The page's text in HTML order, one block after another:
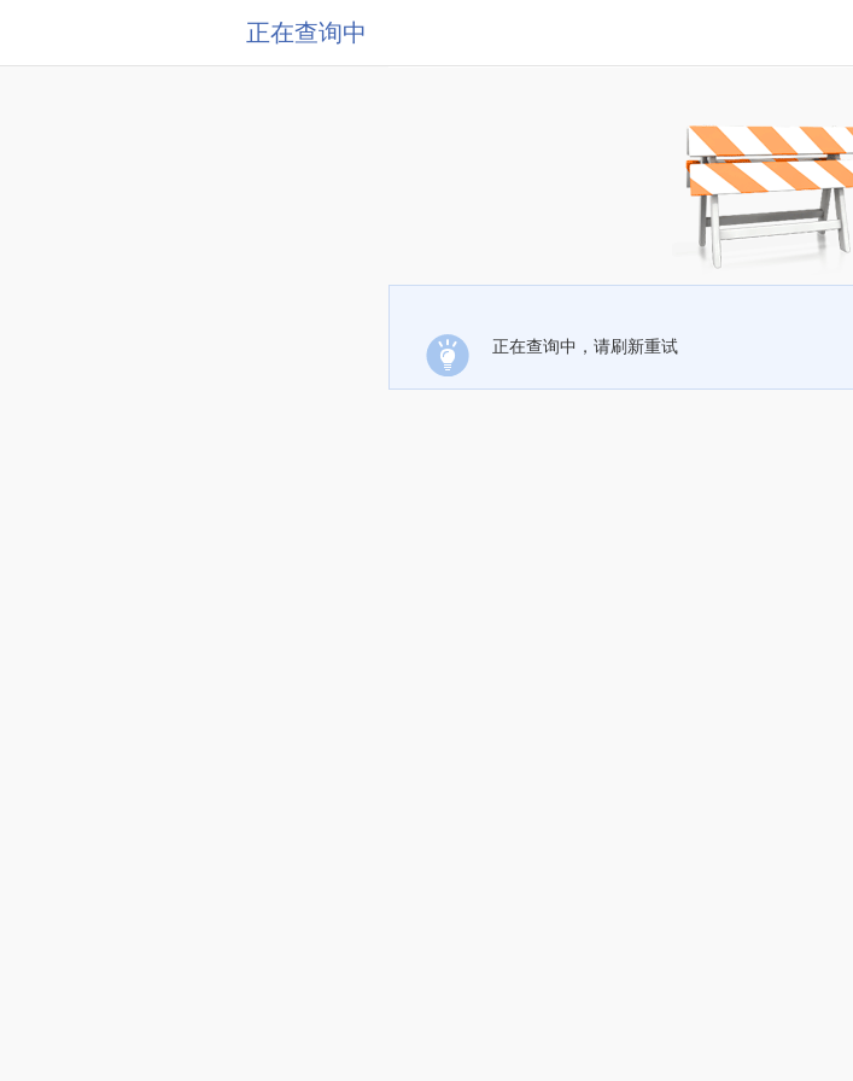
正在查询中
正在查询中，请刷新重试